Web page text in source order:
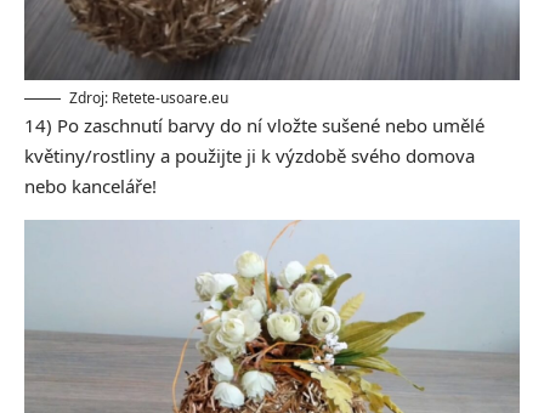
Zdroj: Retete-usoare.eu
14) Po zaschnutí barvy do ní vložte sušené nebo umělé
květiny/rostliny a použijte ji k výzdobě svého domova
nebo kanceláře!